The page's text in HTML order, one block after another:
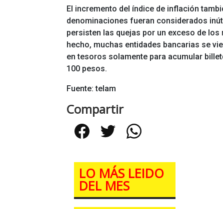
El incremento del índice de inflación
denominaciones fueran considerados
persisten las quejas por un exceso de
hecho, muchas entidades bancarias se
en tesoros solamente para acumular
100 pesos.
Fuente: telam
Compartir
FacebookTwitterWhatsApp
LO MÁS LEIDO
DEL MES